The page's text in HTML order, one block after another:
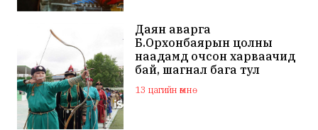
Даян аварга
Б.Орхонбаярын цолны
наадамд очсон харваачид
бай, шагнал бага тул
наадамд оролцохгүй
гэдгээ мэдэгдлээ
13 цагийн өмнө